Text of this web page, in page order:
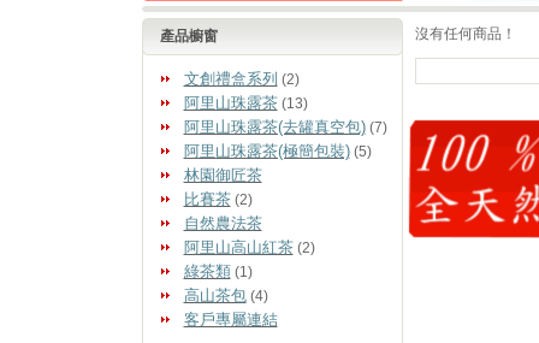
產品櫥窗
文創禮盒系列 (2)
阿里山珠露茶(13)
阿里山珠露茶(去罐真空包)(7)
阿里山珠露茶(極簡包裝)(5)
林園御匠茶
比賽茶(2)
自然農法茶
阿里山高山紅茶(2)
綠茶類 (1)
高山茶包(4)
客戶專屬連結
沒有任何商品！